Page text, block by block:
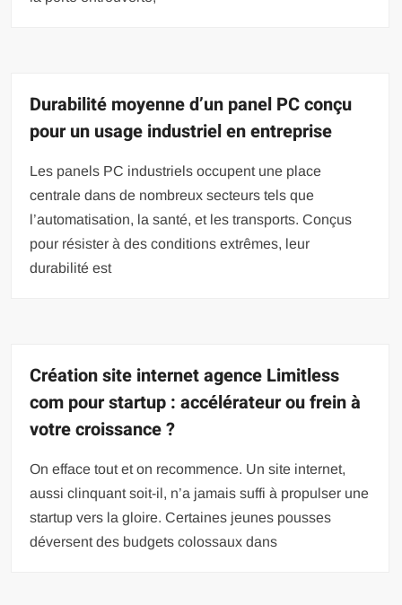
Durabilité moyenne d’un panel PC conçu
pour un usage industriel en entreprise
Les panels PC industriels occupent une place
centrale dans de nombreux secteurs tels que
l’automatisation, la santé, et les transports. Conçus
pour résister à des conditions extrêmes, leur
durabilité est
Création site internet agence Limitless
com pour startup : accélérateur ou frein à
votre croissance ?
On efface tout et on recommence. Un site internet,
aussi clinquant soit-il, n’a jamais suffi à propulser une
startup vers la gloire. Certaines jeunes pousses
déversent des budgets colossaux dans